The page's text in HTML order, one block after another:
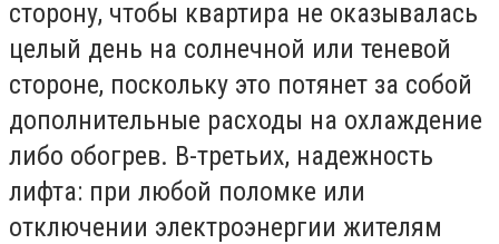
сторону, чтобы квартира не оказывалась
целый день на солнечной или теневой
стороне, поскольку это потянет за собой
дополнительные расходы на охлаждение
либо обогрев. В-третьих, надежность
лифта: при любой поломке или
отключении электроэнергии жителям